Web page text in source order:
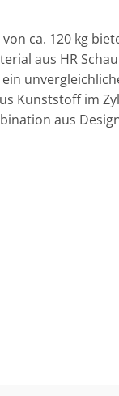
ca. 120 kg
aus HR
Kunststoff im
aus